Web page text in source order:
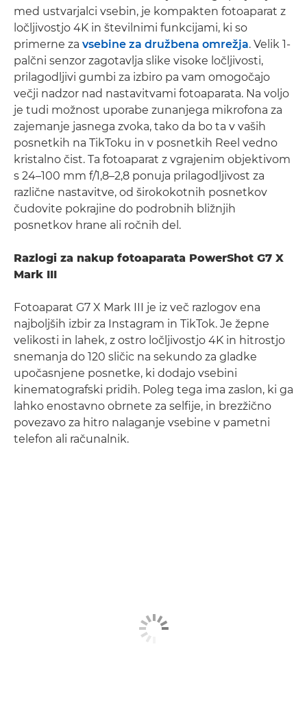
med ustvarjalci vsebin, je kompakten fotoaparat z
ločljivostjo 4K in številnimi funkcijami, ki so
primerne za vsebine za družbena omrežja. Velik 1-
palčni senzor zagotavlja slike visoke ločljivosti,
prilagodljivi gumbi za izbiro pa vam omogočajo
večji nadzor nad nastavitvami fotoaparata. Na voljo
je tudi možnost uporabe zunanjega mikrofona za
zajemanje jasnega zvoka, tako da bo ta v vaših
posnetkih na TikToku in v posnetkih Reel vedno
kristalno čist. Ta fotoaparat z vgrajenim objektivom
s 24–100 mm f/1,8–2,8 ponuja prilagodljivost za
različne nastavitve, od širokokotnih posnetkov
čudovite pokrajine do podrobnih bližnjih
posnetkov hrane ali ročnih del.
Razlogi za nakup fotoaparata PowerShot G7 X
Mark III
Fotoaparat G7 X Mark III je iz več razlogov ena
najboljših izbir za Instagram in TikTok. Je žepne
velikosti in lahek, z ostro ločljivostjo 4K in hitrostjo
snemanja do 120 sličic na sekundo za gladke
upočasnjene posnetke, ki dodajo vsebini
kinematografski pridih. Poleg tega ima zaslon, ki ga
lahko enostavno obrnete za selfije, in brezžično
povezavo za hitro nalaganje vsebine v pametni
telefon ali računalnik.